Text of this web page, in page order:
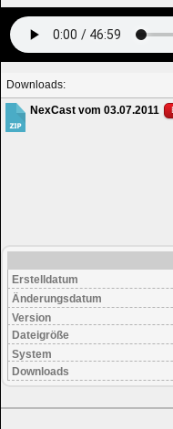
Downloads:
NexCast vom 03.07.2011
Erstelldatum
Änderungsdatum
Version
Dateigröße
System
Downloads